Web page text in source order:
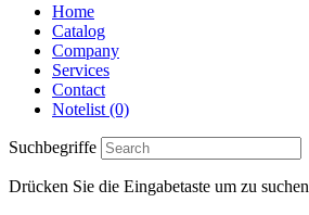
Home
Catalog
Company
Services
Contact
Notelist (0)
Suchbegriffe
Drücken Sie die Eingabetaste um zu suchen